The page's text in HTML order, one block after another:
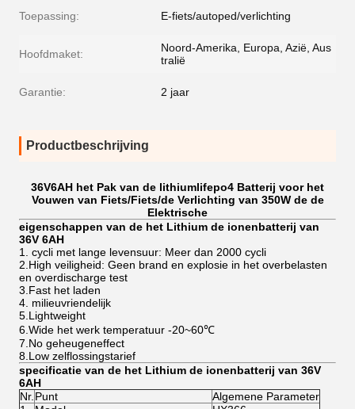
Toepassing: E-fiets/autoped/verlichting
Hoofdmaket:
Noord-Amerika, Europa, Azië, Aus
tralië
Garantie: 2 jaar
Productbeschrijving
36V6AH het Pak van de lithiumlifepo4 Batterij voor het
Vouwen van Fiets/Fiets/de Verlichting van 350W de de
Elektrische
eigenschappen van de het Lithium de ionenbatterij van
36V 6AH
1. cycli met lange levensuur: Meer dan 2000 cycli
2.High veiligheid: Geen brand en explosie in het overbelasten
en overdischarge test
3.Fast het laden
4. milieuvriendelijk
5.Lightweight
6.Wide het werk temperatuur -20~60℃
7.No geheugeneffect
8.Low zelflossingstarief
specificatie van de het Lithium de ionenbatterij van 36V
6AH
Nr. Punt
Algemene Parameter